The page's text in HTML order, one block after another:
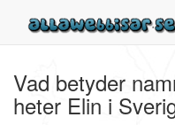
Vad betyder
heter Elin i